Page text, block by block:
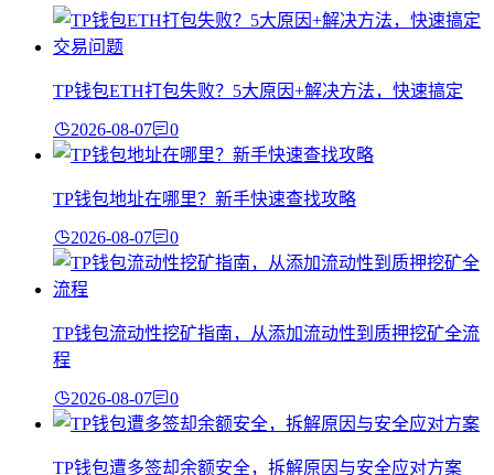
TP钱包ETH打包失败？5大原因+解决方法，快速搞定
2026-08-07 0
TP钱包地址在哪里？新手快速查找攻略
2026-08-07 0
TP钱包流动性挖矿指南，从添加流动性到质押挖矿全流
程
2026-08-07 0
TP钱包遭多签却余额安全，拆解原因与安全应对方案